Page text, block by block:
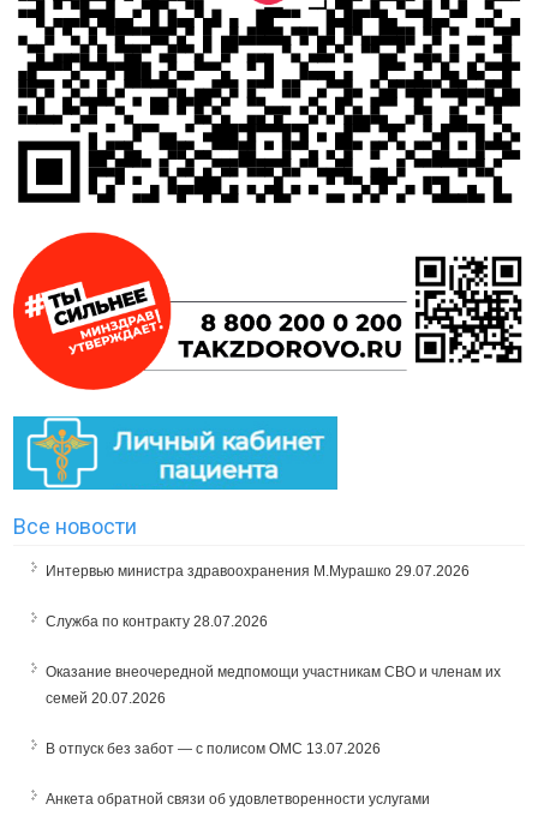
Все новости
Интервью министра здравоохранения М.Мурашко 29.07.2026
Служба по контракту 28.07.2026
Оказание внеочередной медпомощи участникам СВО и членам их
семей 20.07.2026
В отпуск без забот — с полисом ОМС 13.07.2026
Анкета обратной связи об удовлетворенности услугами